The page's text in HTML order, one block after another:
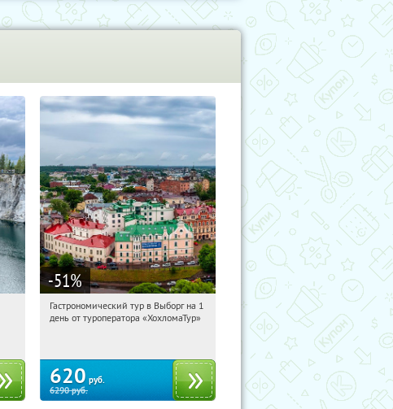
-51%
00:43:50 Купили:5
Гастрономический тур в Выборг на 1
день от туроператора «ХохломаТур»
620 руб.
6290руб.